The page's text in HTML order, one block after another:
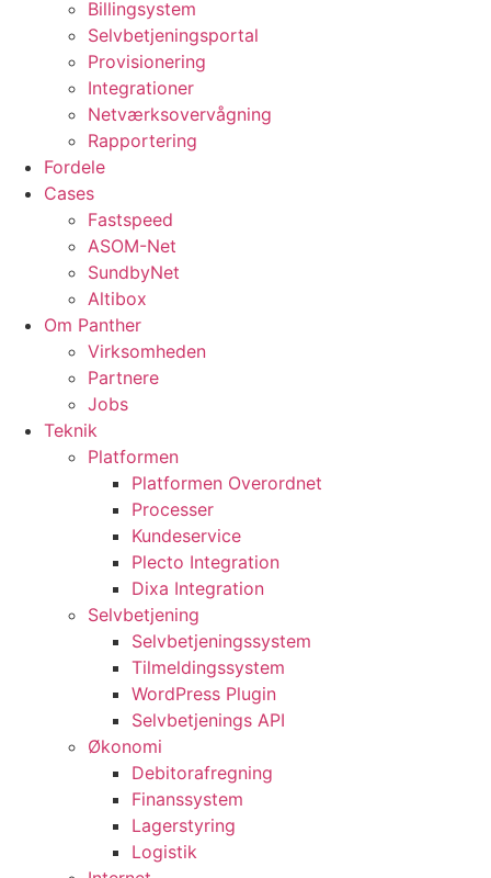
Billingsystem
Selvbetjeningsportal
Provisionering
Integrationer
Netværksovervågning
Rapportering
Fordele
Cases
Fastspeed
ASOM-Net
SundbyNet
Altibox
Om Panther
Virksomheden
Partnere
Jobs
Teknik
Platformen
Platformen Overordnet
Processer
Kundeservice
Plecto Integration
Dixa Integration
Selvbetjening
Selvbetjeningssystem
Tilmeldingssystem
WordPress Plugin
Selvbetjenings API
Økonomi
Debitorafregning
Finanssystem
Lagerstyring
Logistik